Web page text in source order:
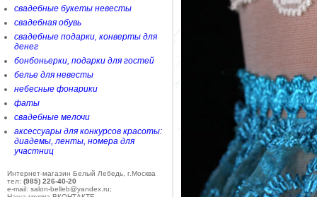
свадебные букеты невесты
свадебная обувь
свадебные подарки, конверты для
денег
бонбоньерки, подарки для гостей
белье для невесты
небесные фонарики
фаты
свадебные мелочи
аксессуары для конкурсов красоты:
диадемы, ленты, номера для
участниц
Интернет-магазин Белый Лебедь, г.Москва
тел: (985) 226-40-20
e-mail: salon-belleb@yandex.ru;